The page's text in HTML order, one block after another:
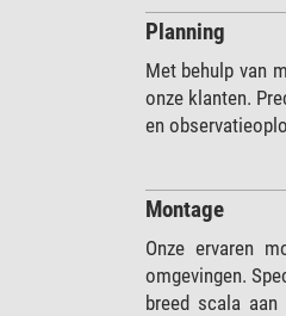
Planning
Met behulp van
onze klanten.
en
Montage
Onze ervaren
omgevingen.
breed scala